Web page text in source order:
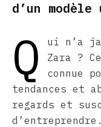
d’un modèle
Q
ui n’a
Zara ?
connue
tendances et
regards et